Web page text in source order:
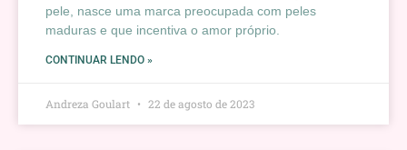
pele, nasce uma marca preocupada com peles
maduras e que incentiva o amor próprio.
CONTINUAR LENDO »
Andreza Goulart 22 de agosto de 2023